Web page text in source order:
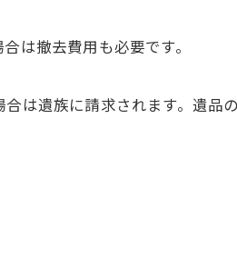
は撤去費用も必要です。
は遺族に請求されます。遺品